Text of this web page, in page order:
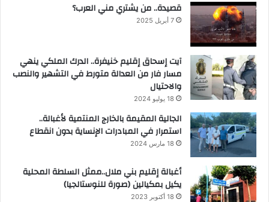
قصيدة.. من يشتري مني العرب؟
7 أبريل 2025
آيت إسحاق إقليم خنيفرة.. الدرك الملكي ينهي
مسار فار من العدالة متورط في التشهير والنصب
والاحتيال
18 يوليو 2024
الجالية المقيمة بالخارج المنتمية لأغبالة..
استمرار في المبادرات الإنساية بدون انقطاع
18 مارس 2024
أغبالة إقليم بني ملال..ممثل السلطة المحلية
يكيل بمكيالين (صورة للنوستالجيا)
18 أكتوبر 2023